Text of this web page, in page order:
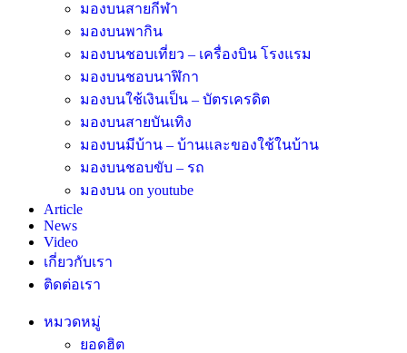
มองบนสายกีฬา
มองบนพากิน
มองบนชอบเที่ยว – เครื่องบิน โรงแรม
มองบนชอบนาฬิกา
มองบนใช้เงินเป็น – บัตรเครดิต
มองบนสายบันเทิง
มองบนมีบ้าน – บ้านและของใช้ในบ้าน
มองบนชอบขับ – รถ
มองบน on youtube
Article
News
Video
เกี่ยวกับเรา
ติดต่อเรา
หมวดหมู่
ยอดฮิต